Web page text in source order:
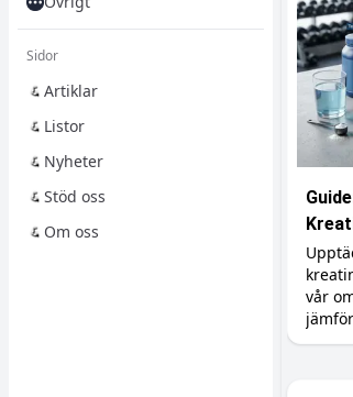
Sidor
Artiklar
Listor
Nyheter
Stöd oss
Om oss
du
vår